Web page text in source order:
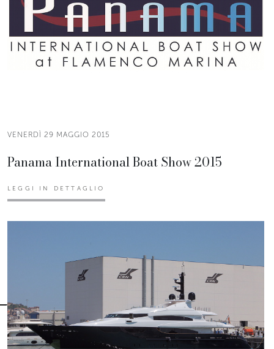
VENERDÌ 29 MAGGIO 2015
Panama International Boat Show 2015
LEGGI IN DETTAGLIO